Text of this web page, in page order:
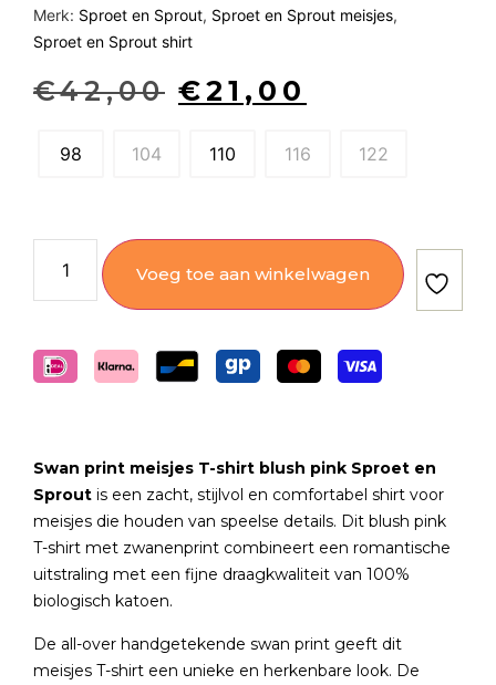
Merk: Sproet en Sprout, Sproet en Sprout meisjes,
Sproet en Sprout shirt
€42,00 €21,00
98 104 110 116 122
Voeg toe aan winkelwagen
Swan print meisjes T-shirt blush pink Sproet en
Sprout is een zacht, stijlvol en comfortabel shirt voor
meisjes die houden van speelse details. Dit blush pink
T-shirt met zwanenprint combineert een romantische
uitstraling met een fijne draagkwaliteit van 100%
biologisch katoen.
De all-over handgetekende swan print geeft dit
meisjes T-shirt een unieke en herkenbare look. De